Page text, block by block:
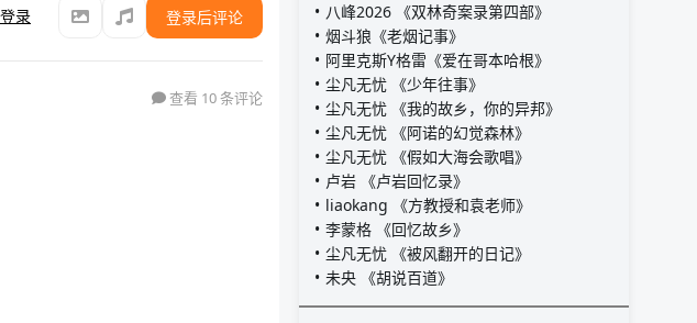
录 登录后评论
查看 10 条评论
八峰2026 《双林奇案录第四部》
烟斗狼《老烟记事》
阿里克斯Y格雷《爱在哥本哈根》
尘凡无忧 《少年往事》
尘凡无忧 《我的故乡，你的异邦》
尘凡无忧 《阿诺的幻觉森林》
尘凡无忧 《假如大海会歌唱》
卢岩 《卢岩回忆录》
liaokang 《方教授和袁老师》
李蒙格 《回忆故乡》
尘凡无忧 《被风翻开的日记》
未央 《胡说百道》